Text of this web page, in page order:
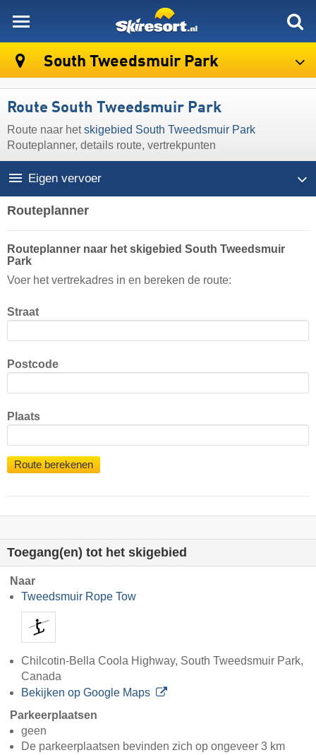
South Tweedsmuir Park
Route South Tweedsmuir Park
Route naar hetskigebied South Tweedsmuir Park
Routeplanner, details route, vertrekpunten
Eigen vervoer
Routeplanner
Routeplanner naar het skigebied South Tweedsmuir
Park
Voer het vertrekadres in en bereken de route:
Straat
Postcode
Plaats
Route berekenen
Toegang(en) tot het skigebied
Naar
Tweedsmuir Rope Tow
Chilcotin-Bella Coola Highway, South Tweedsmuir Park,
Canada
Bekijken op Google Maps
Parkeerplaatsen
geen
De parkeerplaatsen bevinden zich op ongeveer 3 km